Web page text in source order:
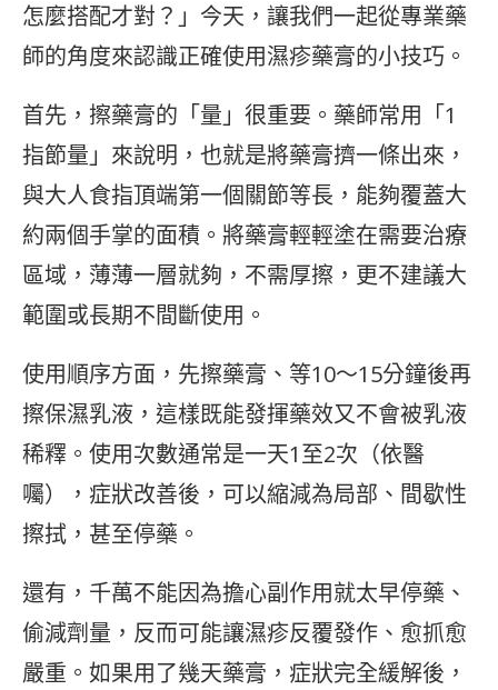
怎麼搭配才對？」今天，讓我們一起從專業藥
師的角度來認識正確使用濕疹藥膏的小技巧。
首先，擦藥膏的「量」很重要。藥師常用「1
指節量」來說明，也就是將藥膏擠一條出來，
與大人食指頂端第一個關節等長，能夠覆蓋大
約兩個手掌的面積。將藥膏輕輕塗在需要治療
區域，薄薄一層就夠，不需厚擦，更不建議大
範圍或長期不間斷使用。
使用順序方面，先擦藥膏、等10～15分鐘後再
擦保濕乳液，這樣既能發揮藥效又不會被乳液
稀釋。使用次數通常是一天1至2次（依醫
囑），症狀改善後，可以縮減為局部、間歇性
擦拭，甚至停藥。
還有，千萬不能因為擔心副作用就太早停藥、
偷減劑量，反而可能讓濕疹反覆發作、愈抓愈
嚴重。如果用了幾天藥膏，症狀完全緩解後，